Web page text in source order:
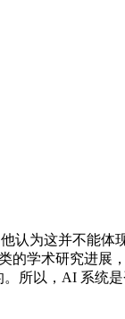
为这并不能体
的学术研究进
所以，AI 系统